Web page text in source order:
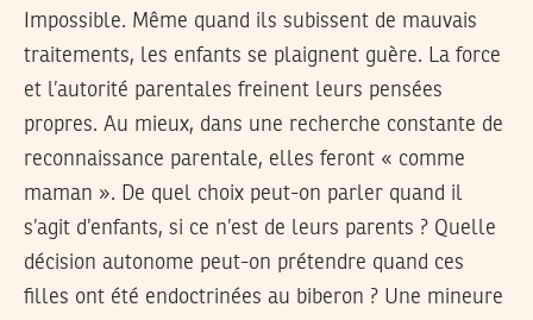
Impossible. Même quand ils subissent de mauvais
traitements, les enfants se plaignent guère. La force
et l’autorité parentales freinent leurs pensées
propres. Au mieux, dans une recherche constante de
reconnaissance parentale, elles feront « comme
maman ». De quel choix peut-on parler quand il
s’agit d’enfants, si ce n’est de leurs parents ? Quelle
décision autonome peut-on prétendre quand ces
filles ont été endoctrinées au biberon ? Une mineure